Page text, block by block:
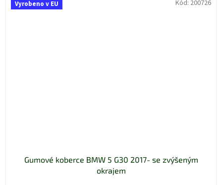
Vyrobeno v EU
Gumové koberce BMW 5 G30 2017- se zvýšeným
okrajem
Kód: 200726